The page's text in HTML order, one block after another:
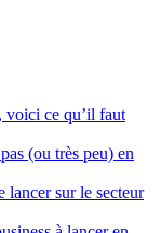
voici ce qu’il faut
(ou très peu) en
lancer sur le secteur